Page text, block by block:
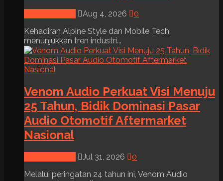
Aug 4, 2026
0
Kehadiran Alpine Style dan Mobile Tech
menunjukkan tren industri...
Venom Audio Perkuat Visi Menuju
25 Tahun, Bidik Dominasi Pasar
Audio Otomotif Aftermarket
Nasional
Jul 31, 2026
0
Melalui peringatan 24 tahun ini, Venom Audio